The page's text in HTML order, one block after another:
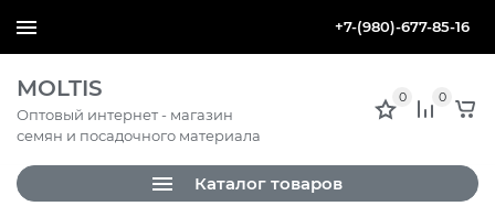
+7-(980)-677-85-16
MOLTIS
Оптовый интернет - магазин
семян и посадочного материала
0 0
Каталог товаров